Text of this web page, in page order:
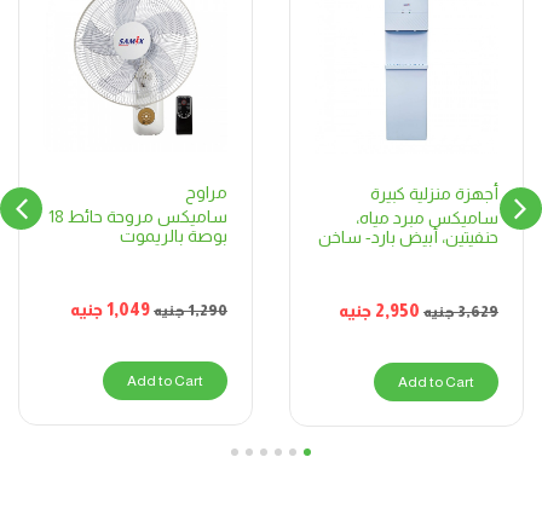
أجهزة منزلية كبيرة
ساميكس مبرد مياه،
حنفيتين، أبيض بارد- ساخن
3,629جنيه 2,950 جنيه
Add to Cart
مراوح
ساميكس مروحة حائط 18
بوصة بالريموت
1,290جنيه 1,049جنيه
Add to Cart
1
2